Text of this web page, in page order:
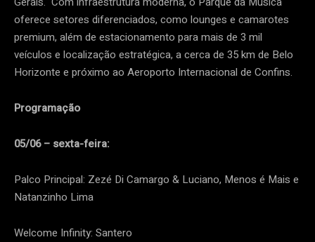
oferece setores diferenciados, como lounges e camarotes
premium, além de estacionamento para mais de 3 mil
veículos e localização estratégica, a cerca de 35 km de Belo
Horizonte e próximo ao Aeroporto Internacional de Confins.
Programação
05/06 – sexta-feira:
Palco Principal: Zezé Di Camargo & Luciano, Menos é Mais e
Natanzinho Lima
Welcome Infinity: Santero